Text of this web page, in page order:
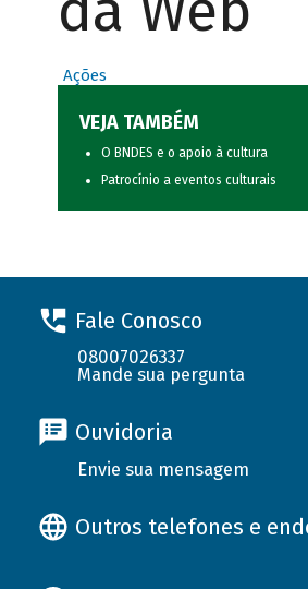
Ações
VEJA TAMBÉM
O BNDES e o apoio à cultura
Patrocínio a eventos culturais
Fale Conosco
08007026337
Mande sua pergunta
Ouvidoria
Envie sua mensagem
Outros telefones e